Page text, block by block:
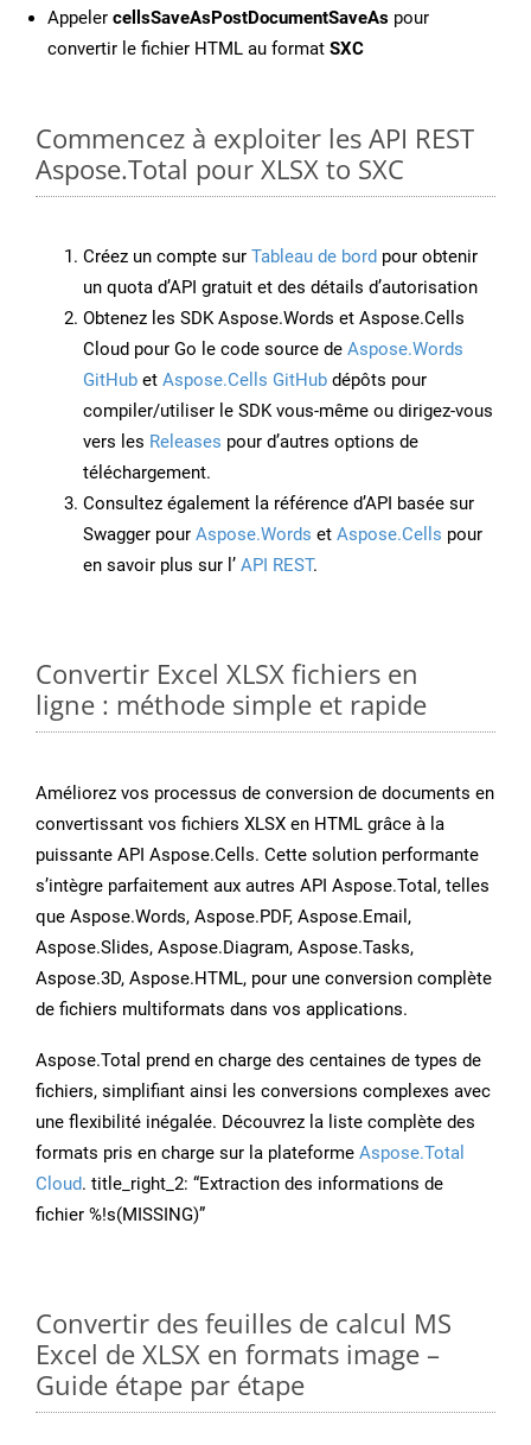
Appeler cellsSaveAsPostDocumentSaveAs pour
convertir le fichier HTML au format SXC
Commencez à exploiter les API REST
Aspose.Total pour XLSX to SXC
Créez un compte sur Tableau de bord pour obtenir
un quota d’API gratuit et des détails d’autorisation
Obtenez les SDK Aspose.Words et Aspose.Cells
Cloud pour Go le code source de Aspose.Words
GitHub et Aspose.Cells GitHub dépôts pour
compiler/utiliser le SDK vous-même ou dirigez-vous
vers les Releases pour d’autres options de
téléchargement.
Consultez également la référence d’API basée sur
Swagger pour Aspose.Words et Aspose.Cells pour
en savoir plus sur l’ API REST.
Convertir Excel XLSX fichiers en
ligne : méthode simple et rapide
Améliorez vos processus de conversion de documents en
convertissant vos fichiers XLSX en HTML grâce à la
puissante API Aspose.Cells. Cette solution performante
s’intègre parfaitement aux autres API Aspose.Total, telles
que Aspose.Words, Aspose.PDF, Aspose.Email,
Aspose.Slides, Aspose.Diagram, Aspose.Tasks,
Aspose.3D, Aspose.HTML, pour une conversion complète
de fichiers multiformats dans vos applications.
Aspose.Total prend en charge des centaines de types de
fichiers, simplifiant ainsi les conversions complexes avec
une flexibilité inégalée. Découvrez la liste complète des
formats pris en charge sur la plateforme Aspose.Total
Cloud. title_right_2: “Extraction des informations de
fichier %!s(MISSING)”
Convertir des feuilles de calcul MS
Excel de XLSX en formats image –
Guide étape par étape